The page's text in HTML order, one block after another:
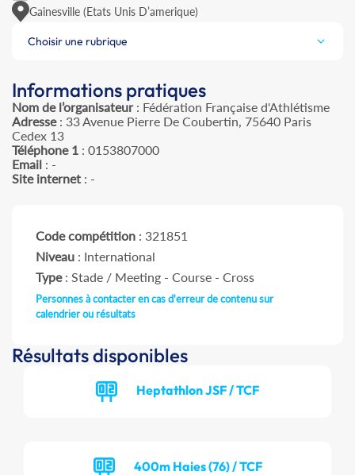
Gainesville (Etats Unis D’amerique)
Choisir une rubrique
Informations pratiques
Nom de l’organisateur: Fédération Française d'Athlétisme
Adresse: 33 Avenue Pierre De Coubertin, 75640 Paris
Cedex 13
Téléphone 1 : 0153807000
Email : -
Site internet : -
Code compétition : 321851
Niveau : International
Type: Stade / Meeting - Course - Cross
Personnes à contacter en cas d'erreur de contenu sur
calendrier ou résultats
Résultats disponibles
Heptathlon JSF / TCF
400m Haies (76) / TCF